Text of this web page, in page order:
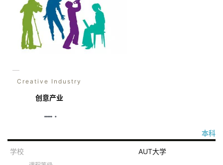
民
聚
—
Creative Industry
创意产业
本科
学校 AUT大学